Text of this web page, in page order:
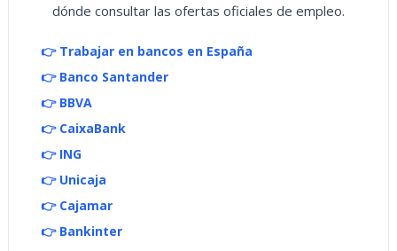
dónde consultar las ofertas oficiales de empleo.
👉 Trabajar en bancos en España
👉 Banco Santander
👉 BBVA
👉 CaixaBank
👉 ING
👉 Unicaja
👉 Cajamar
👉 Bankinter